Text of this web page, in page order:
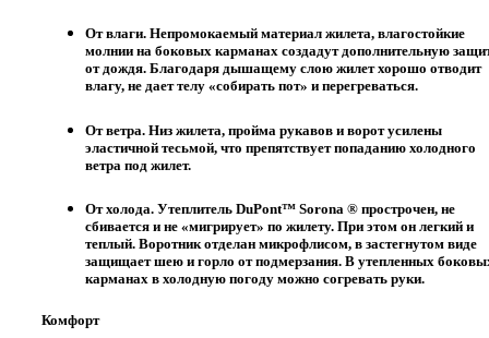
От влаги. Непромокаемый материал жилета, влагостойкие
молнии на боковых карманах создадут дополнительную
от дождя. Благодаря дышащему слою жилет хорошо отводит
влагу, не дает телу «собирать пот» и перегреваться.
От ветра. Низ жилета, пройма рукавов и ворот усилены
эластичной тесьмой, что препятствует попаданию холодного
ветра под жилет.
От холода. Утеплитель DuPont™ Sorona ® прострочен, не
сбивается и не «мигрирует» по жилету. При этом он легкий и
теплый. Воротник отделан микрофлисом, в застегнутом виде
защищает шею и горло от подмерзания. В утепленных
карманах в холодную погоду можно согревать руки.
Комфорт